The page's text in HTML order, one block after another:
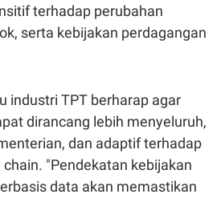
terhadap perubahan
serta kebijakan perdagangan
industri TPT berharap agar
dirancang lebih menyeluruh,
dan adaptif terhadap
"Pendekatan kebijakan
data akan memastikan